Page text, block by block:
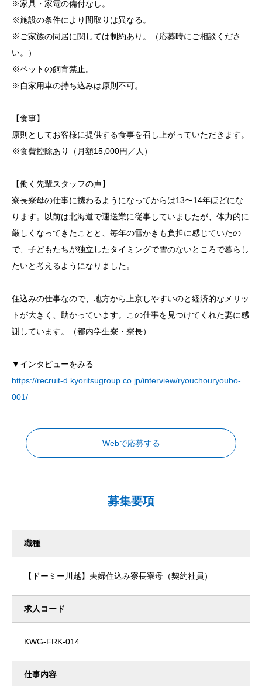
※家具・家電の備付なし。
※施設の条件により間取りは異なる。
※ご家族の同居に関しては制約あり。（応募時にご相談くださ
い。）
※ペットの飼育禁止。
※自家用車の持ち込みは原則不可。
【食事】
原則としてお客様に提供する食事を召し上がっていただきます。
※食費控除あり（月額15,000円／人）
【働く先輩スタッフの声】
寮長寮母の仕事に携わるようになってからは13〜14年ほどにな
ります。以前は北海道で運送業に従事していましたが、体力的に
厳しくなってきたことと、毎年の雪かきも負担に感じていたの
で、子どもたちが独立したタイミングで雪のないところで暮らし
たいと考えるようになりました。
住込みの仕事なので、地方から上京しやすいのと経済的なメリッ
トが大きく、助かっています。この仕事を見つけてくれた妻に感
謝しています。（都内学生寮・寮長）
▼インタビューをみる
https://recruit-d.kyoritsugroup.co.jp/interview/ryouchouryoubo-
001/
Webで応募する
募集要項
職種
【ドーミー川越】夫婦住込み寮長寮母（契約社員）
求人コード
KWG-FRK-014
仕事内容